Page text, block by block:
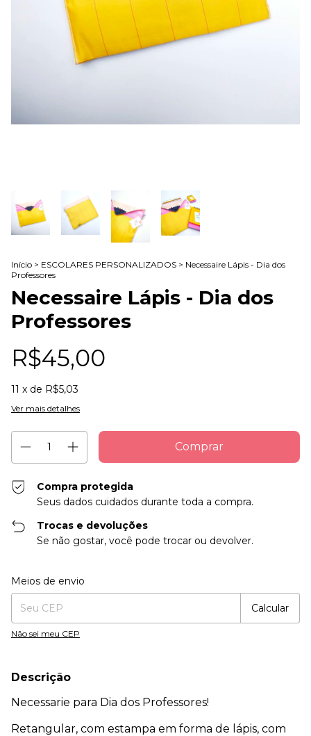
Início > ESCOLARES PERSONALIZADOS > Necessaire Lápis - Dia dos
Professores
Necessaire Lápis - Dia dos
Professores
R$45,00
11 x de R$5,03
Ver mais detalhes
Compra protegida
Seus dados cuidados durante toda a compra.
Trocas e devoluções
Se não gostar, você pode trocar ou devolver.
Entregas para o CEP:
Meios de envio
Calcular
Não sei meu CEP
Descrição
Necessarie para Dia dos Professores!
Retangular, com estampa em forma de lápis, com